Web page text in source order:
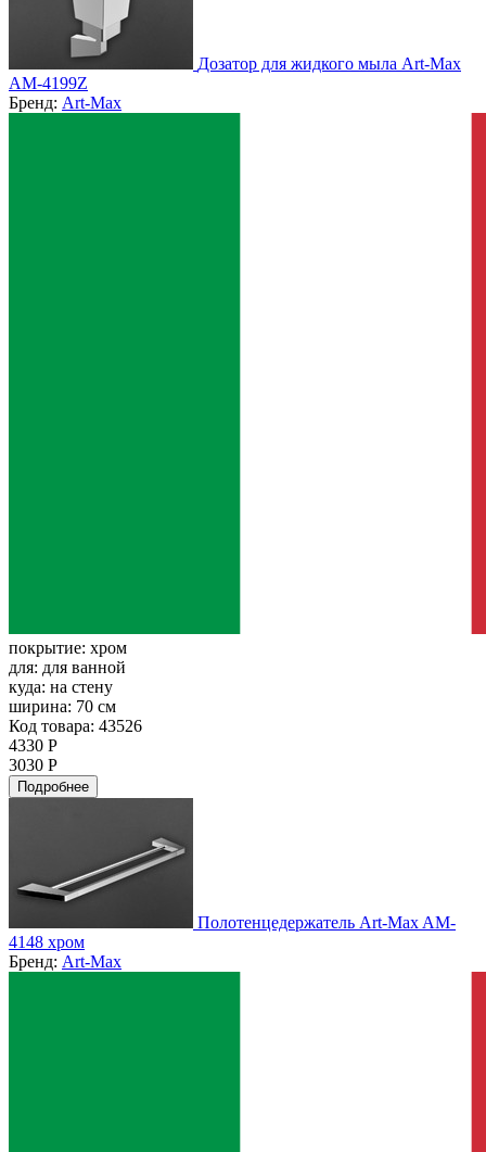
Дозатор для жидкого мыла Art-Max
AM-4199Z
Бренд: Art-Max
покрытие: хром
для: для ванной
куда: на стену
ширина: 70 см
Код товара: 43526
4330 Р
3030 Р
Подробнее
Полотенцедержатель Art-Max AM-
4148 хром
Бренд: Art-Max